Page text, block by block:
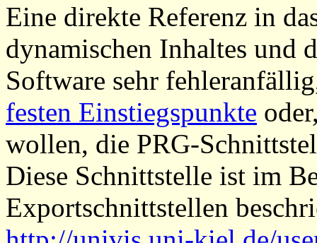
Eine direkte Referenz in
dynamischen Inhaltes und
Software sehr
festen Einstiegspunkte
wollen, die PRG-
Diese Schnittstelle ist im
Exportschnittstellen